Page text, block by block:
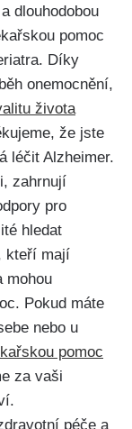
dlouhodobou
pomoc
Díky
onemocnění,
života
že jste
léčit Alzheimer.
zahrnují
pro
hledat
kteří mají
mohou
Pokud máte
nebo u
pomoc
za vaši